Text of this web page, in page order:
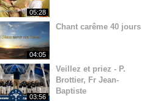
05:28
04:05
Chant carême 40 jours
03:56
Veillez et priez - P.
Brottier, Fr Jean-
Baptiste